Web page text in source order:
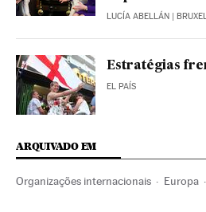
LUCÍA ABELLÁN |
Estratégias
EL PAÍS
ARQUIVADO EM
Organizações internacionais Europa